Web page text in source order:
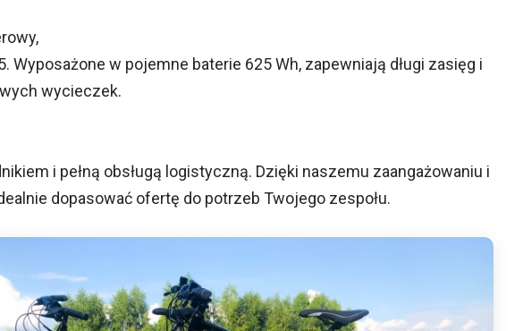
w pojemne baterie 625 Wh, zapewniają długi zasięg i
wycieczek.
i pełną obsługą logistyczną. Dzięki naszemu zaangażowaniu i
dopasować ofertę do potrzeb Twojego zespołu.